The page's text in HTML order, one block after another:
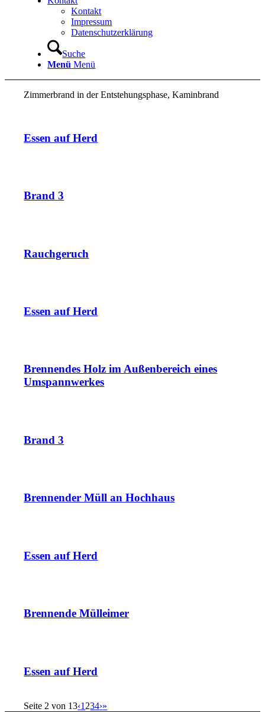
Kontakt
Impressum
Datenschutzerklärung
Suche
Menü Menü
Zimmerbrand in der Entstehungsphase, Kaminbrand
Essen auf Herd
Brand 3
Rauchgeruch
Essen auf Herd
Brennendes Holz im Außenbereich eines
Umspannwerkes
Brand 3
Brennender Müll an Hochhaus
Essen auf Herd
Brennende Mülleimer
Essen auf Herd
Seite 2 von 13‹1 234›»